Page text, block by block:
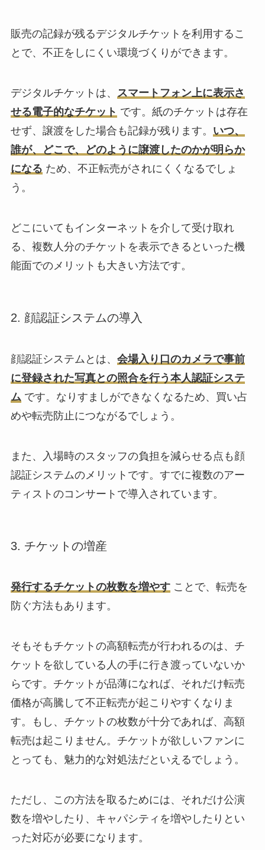
販売の記録が残るデジタルチケットを利用するこ
とで、不正をしにくい環境づくりができます。
デジタルチケットは、 スマートフォン上に表示さ
せる電子的なチケット です。紙のチケットは存在
せず、譲渡をした場合も記録が残ります。 いつ、
誰が、どこで、どのように譲渡したのかが明らか
になる ため、不正転売がされにくくなるでしょ
う。
どこにいてもインターネットを介して受け取れ
る、複数人分のチケットを表示できるといった機
能面でのメリットも大きい方法です。
2. 顔認証システムの導入
顔認証システムとは、 会場入り口のカメラで事前
に登録された写真との照合を行う本人認証システ
ム です。なりすましができなくなるため、買い占
めや転売防止につながるでしょう。
また、入場時のスタッフの負担を減らせる点も顔
認証システムのメリットです。すでに複数のアー
ティストのコンサートで導入されています。
3. チケットの増産
発行するチケットの枚数を増やすことで、転売を
防ぐ方法もあります。
そもそもチケットの高額転売が行われるのは、チ
ケットを欲している人の手に行き渡っていないか
らです。チケットが品薄になれば、それだけ転売
価格が高騰して不正転売が起こりやすくなりま
す。もし、チケットの枚数が十分であれば、高額
転売は起こりません。チケットが欲しいファンに
とっても、魅力的な対処法だといえるでしょう。
ただし、この方法を取るためには、それだけ公演
数を増やしたり、キャパシティを増やしたりとい
った対応が必要になります。